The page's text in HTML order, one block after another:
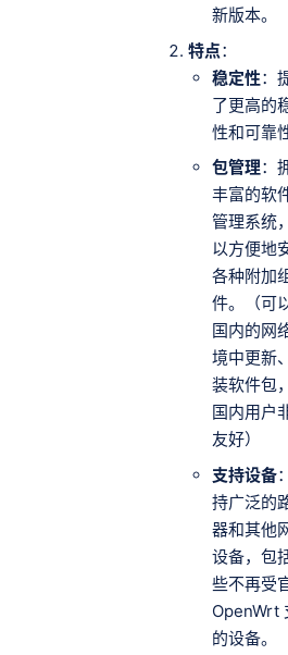
新版本。
特点：
稳定性：
了更高的
性和可靠
包管理：
丰富的软
管理系统
以方便地
各种附加
件。（可
国内的网
境中更新
装软件包
国内用户
友好）
支持设备
持广泛的
器和其他
设备，包
些不再受
OpenWrt
的设备。